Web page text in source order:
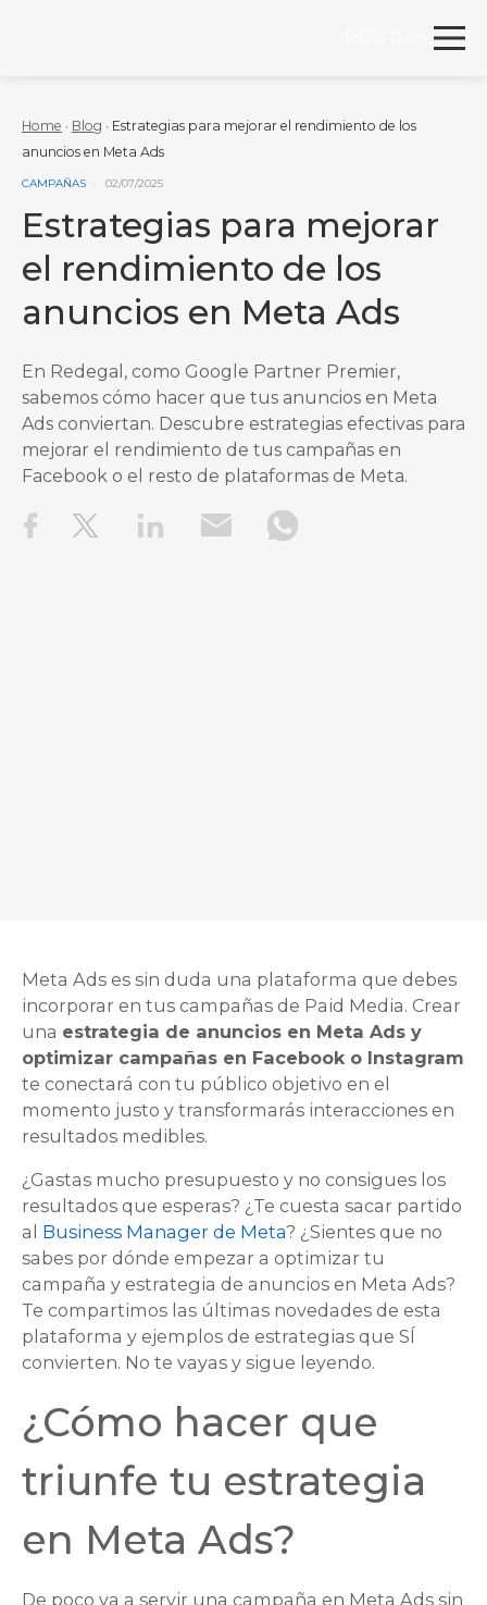
Redegal. Agencia de Marketing digital y desarrollo
Home · Blog · Estrategias para mejorar el rendimiento de los
anuncios en Meta Ads
VER MÁS ENTRADAS DE LA CATEGORÍA
CAMPAÑAS 02/07/2025
Estrategias para mejorar
el rendimiento de los
anuncios en Meta Ads
En Redegal, como Google Partner Premier,
sabemos cómo hacer que tus anuncios en Meta
Ads conviertan. Descubre estrategias efectivas para
mejorar el rendimiento de tus campañas en
Facebook o el resto de plataformas de Meta.
Meta Ads es sin duda una plataforma que debes
incorporar en tus campañas de Paid Media. Crear
una estrategia de anuncios en Meta Ads y
optimizar campañas en Facebook o Instagram
te conectará con tu público objetivo en el
momento justo y transformarás interacciones en
resultados medibles.
¿Gastas mucho presupuesto y no consigues los
resultados que esperas? ¿Te cuesta sacar partido
al Business Manager de Meta? ¿Sientes que no
sabes por dónde empezar a optimizar tu
campaña y estrategia de anuncios en Meta Ads?
Te compartimos las últimas novedades de esta
plataforma y ejemplos de estrategias que SÍ
convierten. No te vayas y sigue leyendo.
¿Cómo hacer que
triunfe tu estrategia
en Meta Ads?
De poco va a servir una campaña en Meta Ads sin